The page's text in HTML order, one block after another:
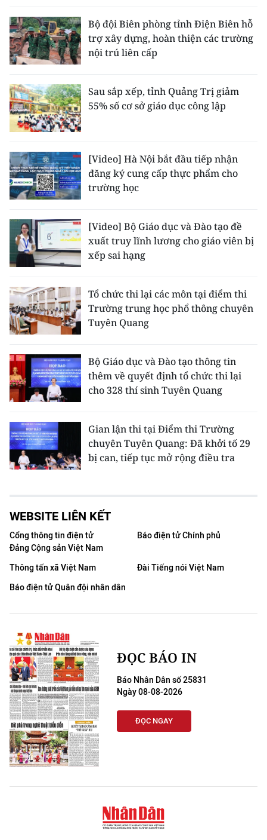
Bộ đội Biên phòng tỉnh Điện Biên hỗ
trợ xây dựng, hoàn thiện các trường
nội trú liên cấp
Sau sắp xếp, tỉnh Quảng Trị giảm
55% số cơ sở giáo dục công lập
[Video] Hà Nội bắt đầu tiếp nhận
đăng ký cung cấp thực phẩm cho
trường học
[Video] Bộ Giáo dục và Đào tạo đề
xuất truy lĩnh lương cho giáo viên bị
xếp sai hạng
Tổ chức thi lại các môn tại điểm thi
Trường trung học phổ thông chuyên
Tuyên Quang
Bộ Giáo dục và Đào tạo thông tin
thêm về quyết định tổ chức thi lại
cho 328 thí sinh Tuyên Quang
Gian lận thi tại Điểm thi Trường
chuyên Tuyên Quang: Đã khởi tố 29
bị can, tiếp tục mở rộng điều tra
WEBSITE LIÊN KẾT
Cổng thông tin điện tử
Đảng Cộng sản Việt Nam
Báo điện tử Chính phủ
Thông tấn xã Việt Nam
Đài Tiếng nói Việt Nam
Báo điện tử Quân đội nhân dân
ĐỌC BÁO IN
Báo Nhân Dân số 25831
Ngày 08-08-2026
ĐỌC NGAY